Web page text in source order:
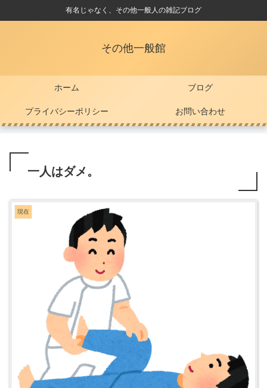
有名じゃなく、その他一般人の雑記ブログ
その他一般館
ホーム ブログ
プライバシーポリシー お問い合わせ
一人はダメ。
現在